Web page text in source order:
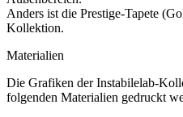
Anders ist die Prestige-Tapete
Kollektion.
Materialien
Die Grafiken der Instabilelab-
folgenden Materialien gedruckt